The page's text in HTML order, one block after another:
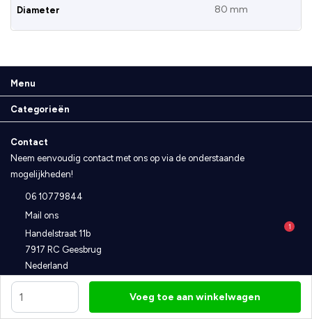
Voeg toe aan winkelwagen
Diameter 80 mm
1
Menu
Categorieën
Contact
Neem eenvoudig contact met ons op via de onderstaande
mogelijkheden!
06 10779844
Mail ons
Handelstraat 11b
7917 RC Geesbrug
Nederland
Algemene voorwaarden Privacybeleid